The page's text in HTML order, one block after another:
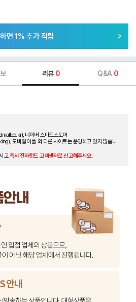
면 1% 추가 적립
리뷰 0 Q&A 0
네이버 스마트스토어
모바일 어플 외 다른 사이트는 운영하고 있지 않습니
고즉시 전자랜드 고객센터로 신고해주세요.